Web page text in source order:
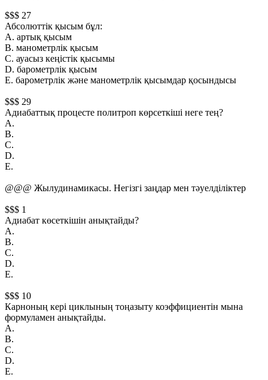
$$$ 27
Абсолюттiк қысым бұл:
А. артық қысым
В. манометрлiк қысым
С. ауасыз кеңiстiк қысымы
D. барометрлiк қысым
Е. барометрлiк және манометрлiк қысымдар қосындысы
$$$ 29
Адиабаттық процесте политроп көрсеткiшi неге тең?
А.
В.
С.
D.
Е.
@@@ Жылудинамикасы. Негiзгi заңдар мен тәуелдiлiктер
$$$ 1
Адиабат көсеткiшiн анықтайды?
А.
B.
С.
D.
Е.
$$$ 10
Карноның керi циклының тоңазыту коэффициентiн мына
формуламен анықтайды.
А.
B.
С.
D.
Е.